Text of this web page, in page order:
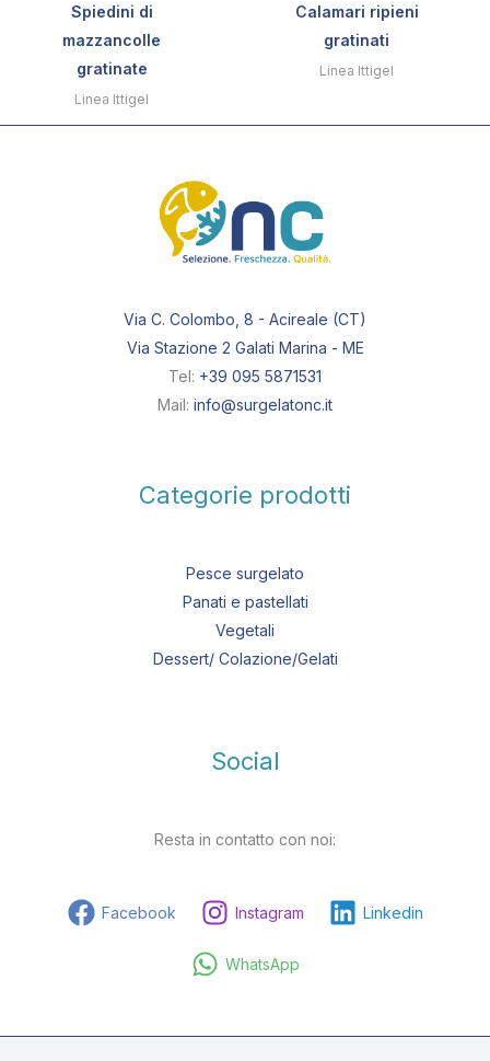
Spiedini di
mazzancolle
gratinate
Linea Ittigel
Calamari ripieni
gratinati
Linea Ittigel
Via C. Colombo, 8 - Acireale (CT)
Via Stazione 2 Galati Marina - ME
Tel: +39 095 5871531
Mail: info@surgelatonc.it
Categorie prodotti
Pesce surgelato
Panati e pastellati
Vegetali
Dessert/ Colazione/Gelati
Social
Resta in contatto con noi:
Facebook Instagram Linkedin
WhatsApp